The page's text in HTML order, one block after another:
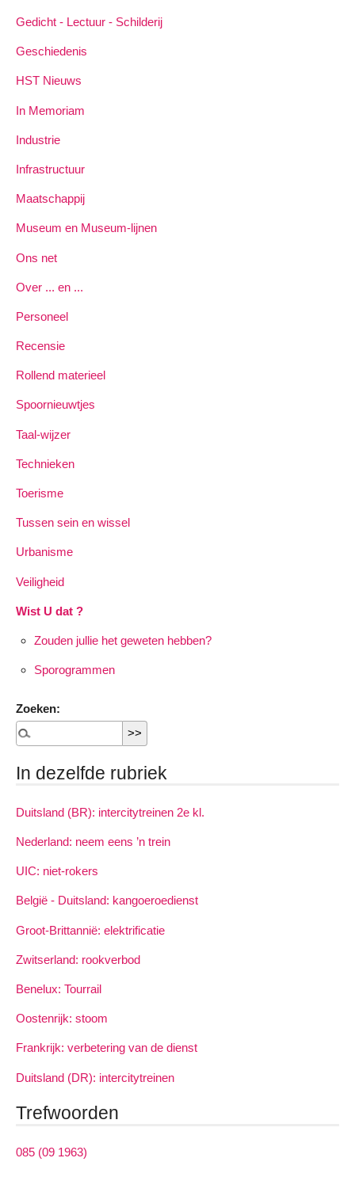
Gedicht - Lectuur - Schilderij
Geschiedenis
HST Nieuws
In Memoriam
Industrie
Infrastructuur
Maatschappij
Museum en Museum-lijnen
Ons net
Over ... en ...
Personeel
Recensie
Rollend materieel
Spoornieuwtjes
Taal-wijzer
Technieken
Toerisme
Tussen sein en wissel
Urbanisme
Veiligheid
Wist U dat ?
Zouden jullie het geweten hebben?
Sporogrammen
Zoeken:
In dezelfde rubriek
Duitsland (BR): intercitytreinen 2e kl.
Nederland: neem eens ’n trein
UIC: niet-rokers
België - Duitsland: kangoeroedienst
Groot-Brittannië: elektrificatie
Zwitserland: rookverbod
Benelux: Tourrail
Oostenrijk: stoom
Frankrijk: verbetering van de dienst
Duitsland (DR): intercitytreinen
Trefwoorden
085 (09 1963)